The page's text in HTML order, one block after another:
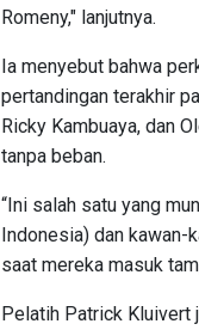
Romeny," lanjutnya.
Ia menyebut bahwa
pertandingan terakhir
Ricky Kambuaya, dan
tanpa beban.
“Ini salah satu yang
Indonesia) dan kawan-
saat mereka masuk
Pelatih Patrick Kluivert